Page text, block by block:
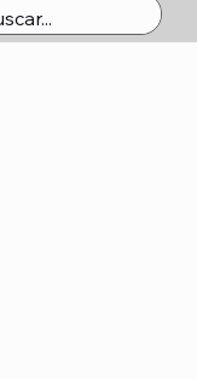
Activaciones